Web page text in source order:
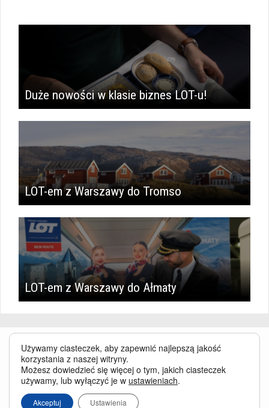
Duże nowości w klasie biznes LOT-u!
LOT-em z Warszawy do Tromso
LOT-em z Warszawy do Ałmaty
Serwis BusinessTraveller.pl wykorzystuje pliki cookies
technologie o analogicznym charakterze, przede wszystkim w celu
Używamy ciasteczek, aby zapewnić najlepszą jakość
korzystania z naszej witryny.
Możesz dowiedzieć się więcej o tym, jakich ciasteczek
używamy, lub wyłączyć je w ustawieniach.
Akceptuj Ustawienia